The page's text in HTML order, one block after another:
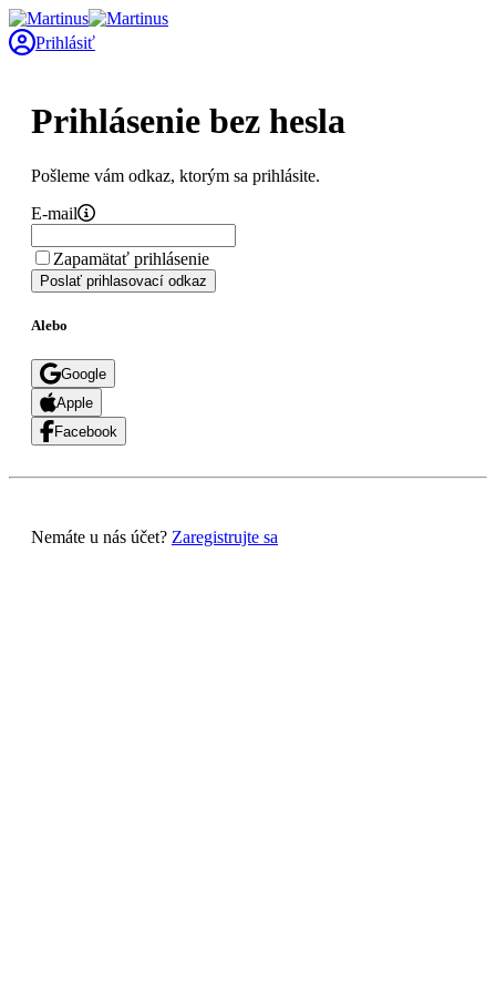
Prihlásiť
Prihlásenie bez hesla
Pošleme vám odkaz, ktorým sa prihlásite.
E-mail
Zapamätať prihlásenie
Poslať prihlasovací odkaz
Alebo
Google
Apple
Facebook
Nemáte u nás účet? Zaregistrujte sa